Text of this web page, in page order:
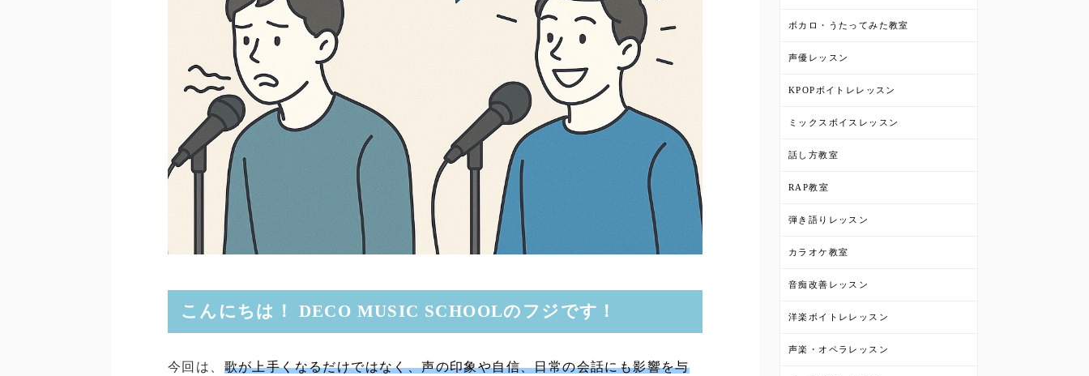
こんにちは！ DECO MUSIC SCHOOLのフジです！
今回は、 歌が上手くなるだけではなく、声の印象や自信、日常の会話にも影響を与
ボカロ・うたってみた教室
声優レッスン
KPOPボイトレレッスン
ミックスボイスレッスン
話し方教室
RAP教室
弾き語りレッスン
カラオケ教室
音痴改善レッスン
洋楽ボイトレレッスン
声楽・オペラレッスン